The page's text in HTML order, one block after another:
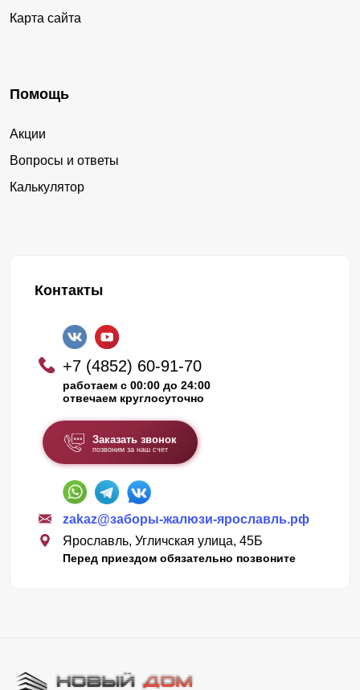
Карта сайта
Помощь
Акции
Вопросы и ответы
Калькулятор
Контакты
+7 (4852) 60-91-70
работаем с 00:00 до 24:00
отвечаем круглосуточно
Заказать звонок
позвоним за наш счет
zakaz@заборы-жалюзи-ярославль.рф
Ярославль, Угличская улица, 45Б
Перед приездом обязательно позвоните